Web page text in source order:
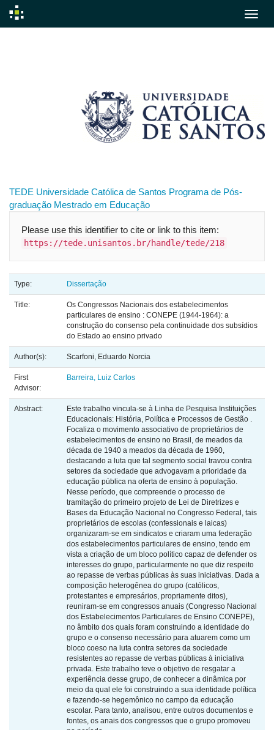
TEDE Universidade Católica de Santos Programa de Pós-
graduação Mestrado em Educação
Please use this identifier to cite or link to this item:
https://tede.unisantos.br/handle/tede/218
Type: Dissertação
Title:
Os Congressos Nacionais dos estabelecimentos
particulares de ensino : CONEPE (1944-1964): a
construção do consenso pela continuidade dos subsídios
do Estado ao ensino privado
Author(s): Scarfoni, Eduardo Norcia
First
Advisor:
Barreira, Luiz Carlos
Abstract:
Este trabalho vincula-se à Linha de Pesquisa Instituições
Educacionais: História, Política e Processos de Gestão .
Focaliza o movimento associativo de proprietários de
estabelecimentos de ensino no Brasil, de meados da
década de 1940 a meados da década de 1960,
destacando a luta que tal segmento social travou contra
setores da sociedade que advogavam a prioridade da
educação pública na oferta de ensino à população.
Nesse período, que compreende o processo de
tramitação do primeiro projeto de Lei de Diretrizes e
Bases da Educação Nacional no Congresso Federal, tais
proprietários de escolas (confessionais e laicas)
organizaram-se em sindicatos e criaram uma federação
dos estabelecimentos particulares de ensino, tendo em
vista a criação de um bloco político capaz de defender os
interesses do grupo, particularmente no que diz respeito
ao repasse de verbas públicas às suas iniciativas. Dada a
composição heterogênea do grupo (católicos,
protestantes e empresários, propriamente ditos),
reuniram-se em congressos anuais (Congresso Nacional
dos Estabelecimentos Particulares de Ensino CONEPE),
no âmbito dos quais foram construindo a identidade do
grupo e o consenso necessário para atuarem como um
bloco coeso na luta contra setores da sociedade
resistentes ao repasse de verbas públicas à iniciativa
privada. Este trabalho teve o objetivo de resgatar a
experiência desse grupo, de conhecer a dinâmica por
meio da qual ele foi construindo a sua identidade política
e fazendo-se hegemônico no campo da educação
escolar. Para tanto, analisou, entre outros documentos e
fontes, os anais dos congressos que o grupo promoveu